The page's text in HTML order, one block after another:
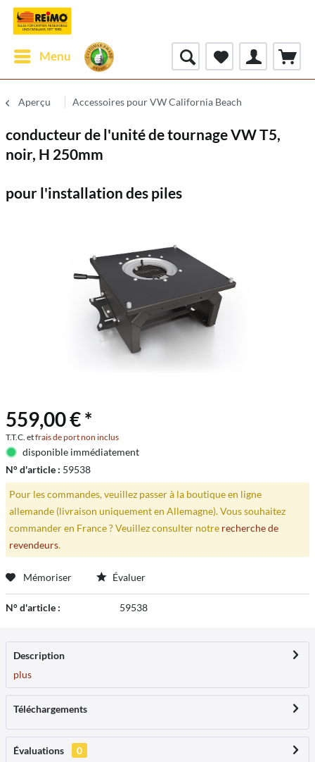
Menu
Aperçu Accessoires pour VW California Beach
conducteur de l'unité de tournage VW T5,
noir, H 250mm
pour l'installation des piles
559,00 € *
T.T.C. etfrais de port non inclus
disponible immédiatement
N° d'article : 59538
Pour les commandes, veuillez passer à la boutique en ligne
allemande (livraison uniquement en Allemagne). Vous souhaitez
commander en France ? Veuillez consulter notre recherche de
revendeurs.
Mémoriser Évaluer
N° d'article : 59538
Description
plus
Téléchargements
Évaluations
0